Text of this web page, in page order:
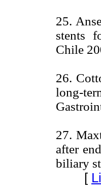
25.
stents
Chile
26.
long-
27.
after
biliary
[